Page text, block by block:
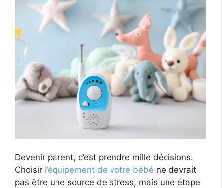
Devenir parent, c’est prendre mille décisions.
Choisir l’équipement de votre bébé ne devrait
pas être une source de stress, mais une étape